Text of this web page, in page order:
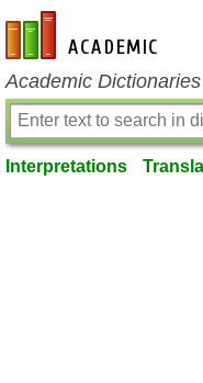
en-academic.com
Academic
Interpretations